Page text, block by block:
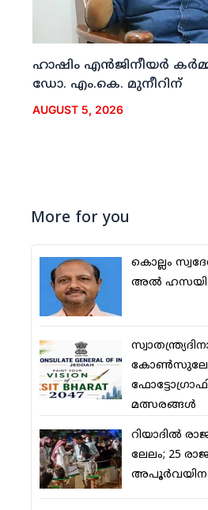
ഹാഷിം എന്‍ജിനീയര്‍
ഡോ. എം.കെ. മുനീറിന്
AUGUST 5, 2026
More for you
കൊല്ലം
അല്‍
മത്സരങ്ങള്‍
റിയാദില്‍
ലേലം; 25